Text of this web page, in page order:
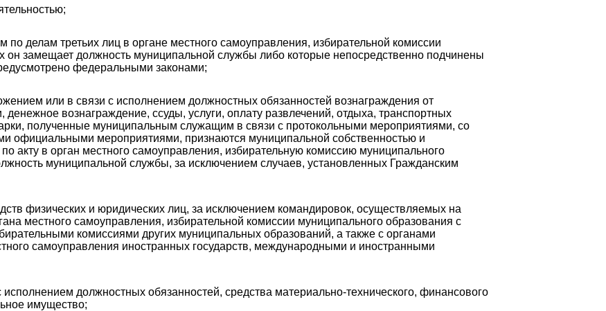
делам третьих лиц в органе местного самоуправления, избирательной комиссии
он замещает должность муниципальной службы либо которые непосредственно подчинены
федеральными законами;
или в связи с исполнением должностных обязанностей вознаграждения от
вознаграждение, ссуды, услуги, оплату развлечений, отдыха, транспортных
полученные муниципальным служащим в связи с протокольными мероприятиями, со
официальными мероприятиями, признаются муниципальной собственностью и
акту в орган местного самоуправления, избирательную комиссию муниципального
муниципальной службы, за исключением случаев, установленных Гражданским
физических и юридических лиц, за исключением командировок, осуществляемых на
местного самоуправления, избирательной комиссии муниципального образования с
комиссиями других муниципальных образований, а также с органами
самоуправления иностранных государств, международными и иностранными
должностных обязанностей, средства материально-технического, финансового
имущество;